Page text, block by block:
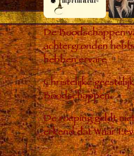
De Boodschappen
achtergronden
hebben ervare
Christelijke
Boodschappen.
De roeping geldt
erkend dat Waar